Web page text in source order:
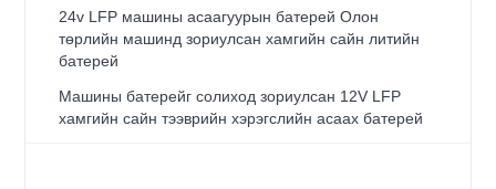
24v LFP машины асаагуурын батерей Олон
төрлийн машинд зориулсан хамгийн сайн литийн
батерей
Машины батерейг солиход зориулсан 12V LFP
хамгийн сайн тээврийн хэрэгслийн асаах батерей